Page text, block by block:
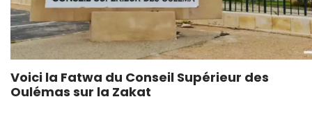
Voici la Fatwa du Conseil Supérieur des
Oulémas sur la Zakat